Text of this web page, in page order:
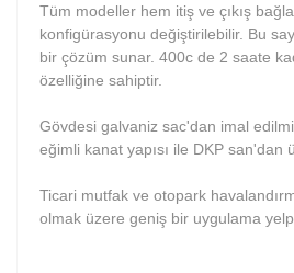
Tüm modeller hem itiş ve çıkış
konfigürasyonu değiştirilebilir. Bu
bir çözüm sunar. 400c de 2 saate
özelliğine sahiptir.
Gövdesi galvaniz sac'dan imal
eğimli kanat yapısı ile DKP san'dan
Ticari mutfak ve otopark
olmak üzere geniş bir uygulama